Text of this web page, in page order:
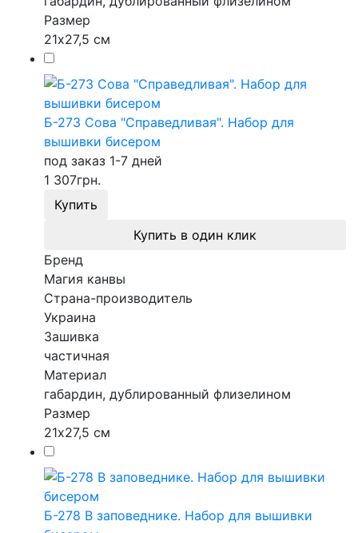
Размер
21х27,5 см
Б-273 Сова "Справедливая". Набор для
вышивки бисером
под заказ 1-7 дней
1 307грн.
Купить
Купить в один клик
Бренд
Магия канвы
Страна-производитель
Украина
Зашивка
частичная
Материал
габардин, дублированный флизелином
Размер
21х27,5 см
Б-278 В заповеднике. Набор для вышивки